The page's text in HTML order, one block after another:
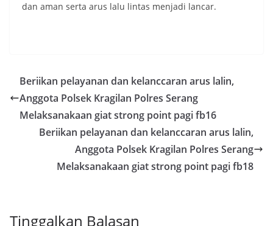
dan aman serta arus lalu lintas menjadi lancar.
Beriikan pelayanan dan kelanccaran arus lalin,
Anggota Polsek Kragilan Polres Serang
Melaksanakaan giat strong point pagi fb16
Beriikan pelayanan dan kelanccaran arus lalin,
Anggota Polsek Kragilan Polres Serang
Melaksanakaan giat strong point pagi fb18
Tinggalkan Balasan